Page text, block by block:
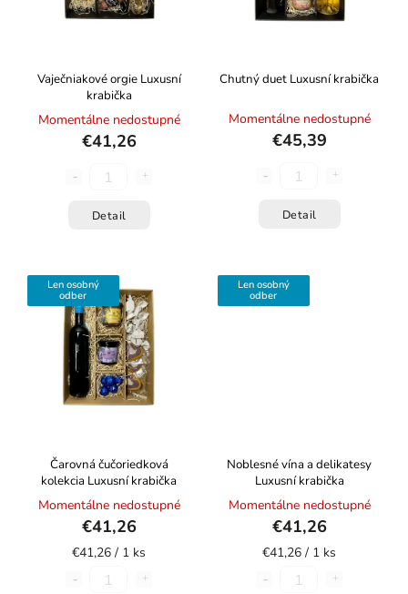
Vaječniakové orgie Luxusní
krabička
Momentálne nedostupné
€41,26
Detail
Chutný duet Luxusní krabička
Momentálne nedostupné
€45,39
Detail
Len osobný
odber
Čarovná čučoriedková
kolekcia Luxusní krabička
Momentálne nedostupné
€41,26
€41,26 / 1 ks
Len osobný
odber
Noblesné vína a delikatesy
Luxusní krabička
Momentálne nedostupné
€41,26
€41,26 / 1 ks